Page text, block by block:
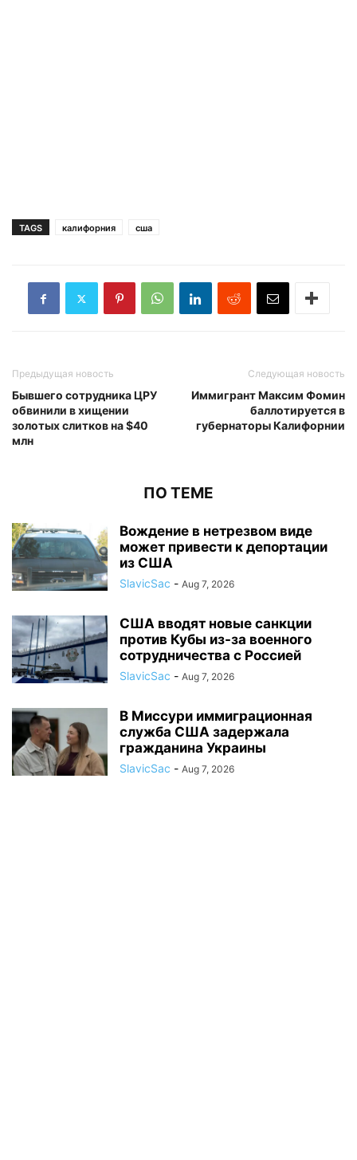
TAGS калифорния сша
Предыдущая новость
Бывшего сотрудника ЦРУ
обвинили в хищении
золотых слитков на $40
млн
Следующая новость
Иммигрант Максим Фомин
баллотируется в
губернаторы Калифорнии
ПО ТЕМЕ
Вождение в нетрезвом виде
может привести к депортации
из США
SlavicSac - Aug 7, 2026
США вводят новые санкции
против Кубы из-за военного
сотрудничества с Россией
SlavicSac - Aug 7, 2026
В Миссури иммиграционная
служба США задержала
гражданина Украины
SlavicSac - Aug 7, 2026